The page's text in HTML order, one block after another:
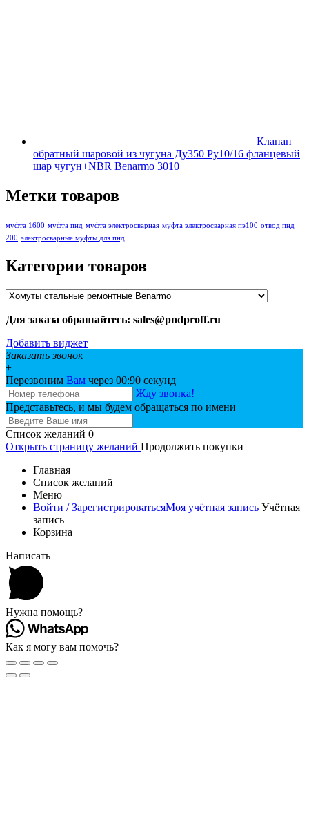
Клапан
обратный шаровой из чугуна Ду350 Ру10/16 фланцевый
шар чугун+NBR Benarmo 3010
Метки товаров
муфта 1600 муфта пнд муфта электросварная муфта электросварная пэ100 отвод пнд
200 электросварные муфты для пнд
Категории товаров
Для заказа обрашайтесь: sales@pndproff.ru
Добавить виджет
Заказать звонок
+
Перезвоним Вам через 00:90 секунд
Жду звонка!
Представьтесь, и мы будем обращаться по имени
Список желаний 0
Открыть страницу желаний Продолжить покупки
Главная
Список желаний
Меню
Войти / ЗарегистрироватьсяМоя учётная запись Учётная
запись
Корзина
Написать
Нужна помощь?
Как я могу вам помочь?